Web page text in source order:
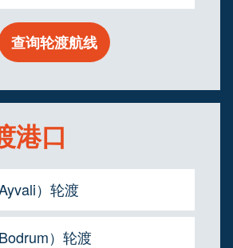
查询轮渡航线
港口
）轮渡
）轮渡